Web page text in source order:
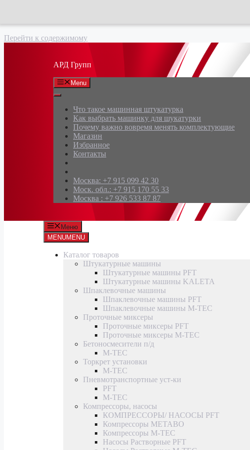
Перейти к содержимому
АРД Групп
Menu
Что такое машинная штукатурка
Как выбрать машинку для шукатурки
Почему важно вовремя менять комплектующие
Магазин
Избранное
Контакты
Москва: +7 915 099 42 30
Моск. обл.: +7 915 170 55 33
Москва : +7 926 533 87 87
Меню
MENUMENU
Каталог товаров
Штукатурные машины
Штукатурные машины PFT
Штукатурные машины KALETA
Шпаклевочные машины
Шпаклевочные машины PFT
Шпаклевочные машины M-TEC
Проточные миксеры
Проточные миксеры PFT
Проточные миксеры M-TEC
Бетоносмесители п/д
M-TEC
Торкрет установки
M-TEC
Пневмотранспортные уст-ки
PFT
M-TEC
Компрессоры, насосы
КОМПРЕССОРЫ/ НАСОСЫ PFT
Компрессоры METABO
Компрессоры M-TEC
Насосы Растворные PFT